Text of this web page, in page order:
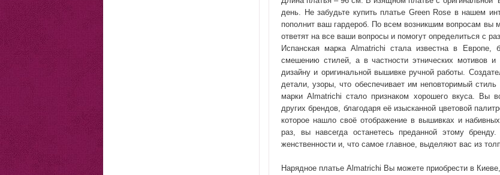
день. Не забудьте купить платье Green Rose в нашем
пополнит ваш гардероб. По всем возникшим вопросам вы
ответят на все ваши вопросы и помогут определиться с
Испанская марка Almatrichi стала известна в Европе,
смешению стилей, а в частности этнических мотивов
дизайну и оригинальной вышивке ручной работы.
детали, узоры, что обеспечивает им неповторимый
марки Almatrichi стало признаком хорошего вкуса. Вы
других брендов, благодаря её изысканной цветовой
которое нашло своё отображение в вышивках и
раз, вы навсегда останетесь преданной этому
женственности и, что самое главное, выделяют вас из
Нарядное платье Almatrichi Вы можете приобрести в